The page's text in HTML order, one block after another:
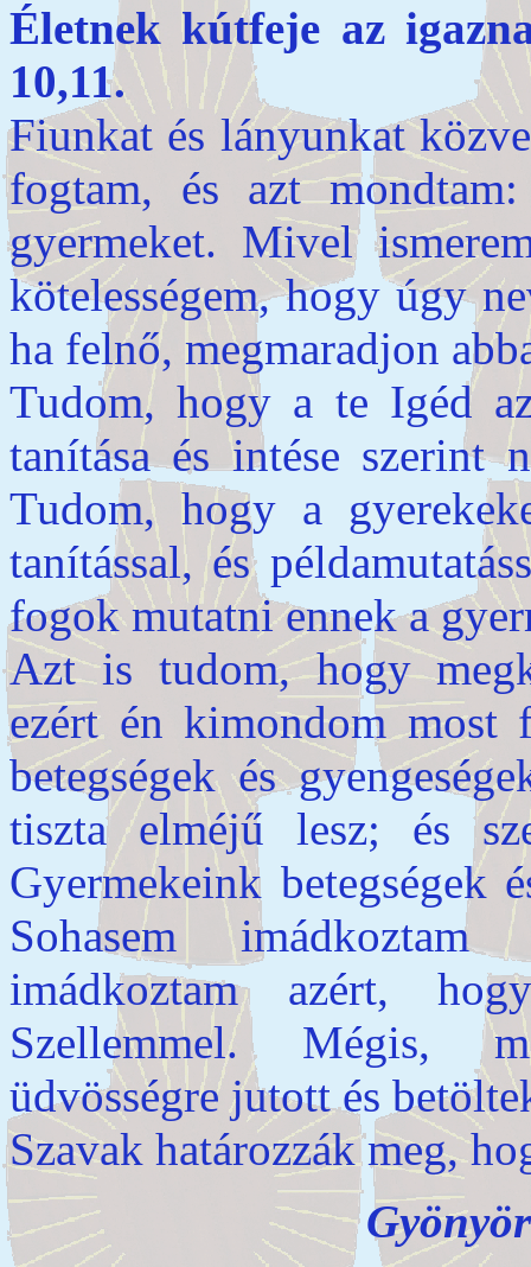
Életnek kútfeje az
10,11.
Fiunkat és lányunkat
fogtam, és azt
gyermeket. Mivel
kötelességem, hogy úgy
ha felnő, megmaradjon
Tudom, hogy a te Igéd
tanítása és intése szerint
Tudom, hogy a
tanítással, és
fogok mutatni ennek a
Azt is tudom, hogy
ezért én kimondom most
betegségek és
tiszta elméjű lesz; és
Gyermekeink betegségek
Sohasem imádkoztam
imádkoztam azért,
Szellemmel. Mégis,
üdvösségre jutott és
Szavak határozzák meg,